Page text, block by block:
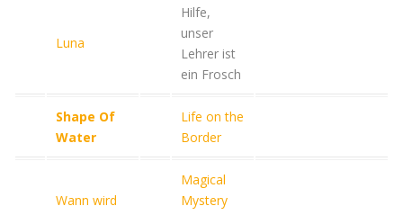
Luna
Hilfe,
unser
Lehrer ist
ein Frosch
Shape Of
Water
Life on the
Border
Wann wird
Magical
Mystery